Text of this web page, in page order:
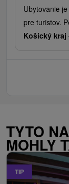
Ubytovanie
pre turistov.
Košický kraj
TYTO
MOHLY
TIP